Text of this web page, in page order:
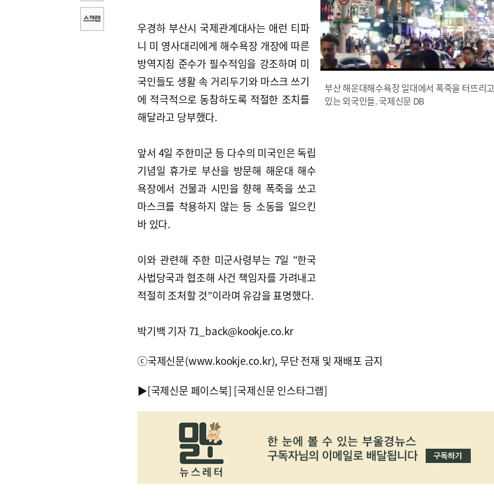
부산 해운대해수욕장 일대에서 폭죽을 터뜨리고
있는 외국인들. 국제신문 DB
우경하 부산시 국제관계대사는 애런 티파
니 미 영사대리에게 해수욕장 개장에 따른
방역지침 준수가 필수적임을 강조하며 미
국인들도 생활 속 거리두기와 마스크 쓰기
에 적극적으로 동참하도록 적절한 조치를
해달라고 당부했다.
앞서 4일 주한미군 등 다수의 미국인은 독립
기념일 휴가로 부산을 방문해 해운대 해수
욕장에서 건물과 시민을 향해 폭죽을 쏘고
마스크를 착용하지 않는 등 소동을 일으킨
바 있다.
이와 관련해 주한 미군사령부는 7일 “한국
사법당국과 협조해 사건 책임자를 가려내고
적절히 조처할 것”이라며 유감을 표명했다.
박기백 기자 71_back@kookje.co.kr
ⓒ국제신문(www.kookje.co.kr), 무단 전재 및 재배포 금지
▶[국제신문 페이스북] [국제신문 인스타그램]